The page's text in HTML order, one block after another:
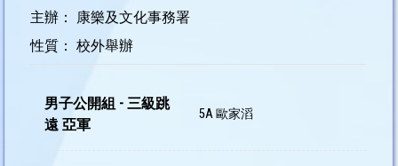
主辦： 康樂及文化事務署
性質： 校外舉辦
男子公開組 - 三級跳
遠 亞軍
5A 歐家滔